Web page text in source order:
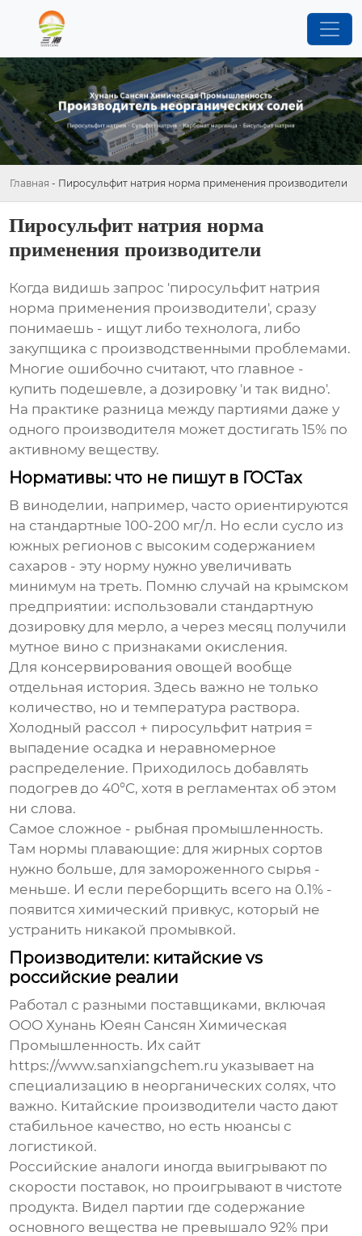
Главная - Пиросульфит натрия норма применения производители
Пиросульфит натрия норма
применения производители
Когда видишь запрос 'пиросульфит натрия
норма применения производители', сразу
понимаешь - ищут либо технолога, либо
закупщика с производственными проблемами.
Многие ошибочно считают, что главное -
купить подешевле, а дозировку 'и так видно'.
На практике разница между партиями даже у
одного производителя может достигать 15% по
активному веществу.
Нормативы: что не пишут в ГОСТах
В виноделии, например, часто ориентируются
на стандартные 100-200 мг/л. Но если сусло из
южных регионов с высоким содержанием
сахаров - эту норму нужно увеличивать
минимум на треть. Помню случай на крымском
предприятии: использовали стандартную
дозировку для мерло, а через месяц получили
мутное вино с признаками окисления.
Для консервирования овощей вообще
отдельная история. Здесь важно не только
количество, но и температура раствора.
Холодный рассол + пиросульфит натрия =
выпадение осадка и неравномерное
распределение. Приходилось добавлять
подогрев до 40°C, хотя в регламентах об этом
ни слова.
Самое сложное - рыбная промышленность.
Там нормы плавающие: для жирных сортов
нужно больше, для замороженного сырья -
меньше. И если переборщить всего на 0.1% -
появится химический привкус, который не
устранить никакой промывкой.
Производители: китайские vs
российские реалии
Работал с разными поставщиками, включая
OOO Хунань Юеян Сансян Химическая
Промышленность. Их сайт
https://www.sanxiangchem.ru указывает на
специализацию в неорганических солях, что
важно. Китайские производители часто дают
стабильное качество, но есть нюансы с
логистикой.
Российские аналоги иногда выигрывают по
скорости поставок, но проигрывают в чистоте
продукта. Видел партии где содержание
основного вещества не превышало 92% при